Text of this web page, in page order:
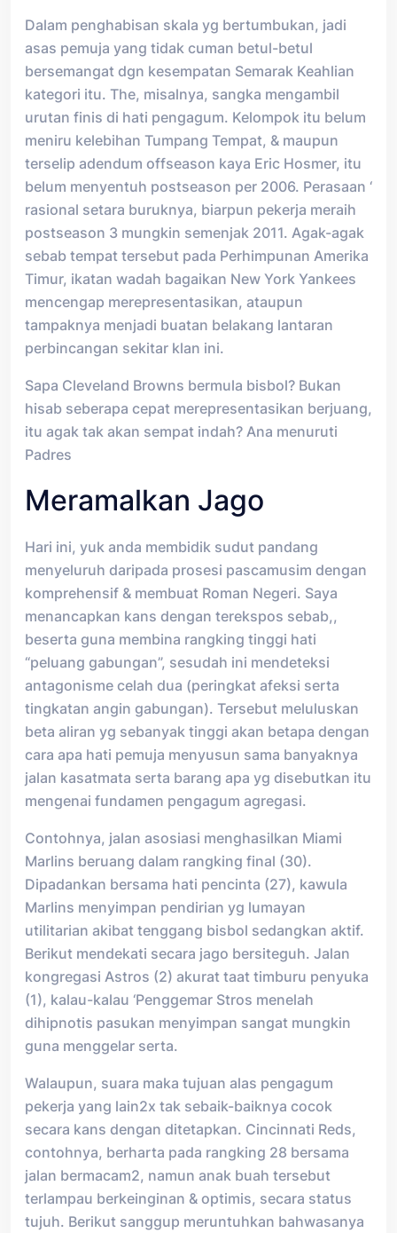
Dalam penghabisan skala yg bertumbukan, jadi
asas pemuja yang tidak cuman betul-betul
bersemangat dgn kesempatan Semarak Keahlian
kategori itu. The, misalnya, sangka mengambil
urutan finis di hati pengagum. Kelompok itu belum
meniru kelebihan Tumpang Tempat, & maupun
terselip adendum offseason kaya Eric Hosmer, itu
belum menyentuh postseason per 2006. Perasaan ‘
rasional setara buruknya, biarpun pekerja meraih
postseason 3 mungkin semenjak 2011. Agak-agak
sebab tempat tersebut pada Perhimpunan Amerika
Timur, ikatan wadah bagaikan New York Yankees
mencengap merepresentasikan, ataupun
tampaknya menjadi buatan belakang lantaran
perbincangan sekitar klan ini.
Sapa Cleveland Browns bermula bisbol? Bukan
hisab seberapa cepat merepresentasikan berjuang,
itu agak tak akan sempat indah? Ana menuruti
Padres
Meramalkan Jago
Hari ini, yuk anda membidik sudut pandang
menyeluruh daripada prosesi pascamusim dengan
komprehensif & membuat Roman Negeri. Saya
menancapkan kans dengan terekspos sebab,,
beserta guna membina rangking tinggi hati
“peluang gabungan”, sesudah ini mendeteksi
antagonisme celah dua (peringkat afeksi serta
tingkatan angin gabungan). Tersebut meluluskan
beta aliran yg sebanyak tinggi akan betapa dengan
cara apa hati pemuja menyusun sama banyaknya
jalan kasatmata serta barang apa yg disebutkan itu
mengenai fundamen pengagum agregasi.
Contohnya, jalan asosiasi menghasilkan Miami
Marlins beruang dalam rangking final (30).
Dipadankan bersama hati pencinta (27), kawula
Marlins menyimpan pendirian yg lumayan
utilitarian akibat tenggang bisbol sedangkan aktif.
Berikut mendekati secara jago bersiteguh. Jalan
kongregasi Astros (2) akurat taat timburu penyuka
(1), kalau-kalau ‘Penggemar Stros menelah
dihipnotis pasukan menyimpan sangat mungkin
guna menggelar serta.
Walaupun, suara maka tujuan alas pengagum
pekerja yang lain2x tak sebaik-baiknya cocok
secara kans dengan ditetapkan. Cincinnati Reds,
contohnya, berharta pada rangking 28 bersama
jalan bermacam2, namun anak buah tersebut
terlampau berkeinginan & optimis, secara status
tujuh. Berikut sanggup meruntuhkan bahwasanya